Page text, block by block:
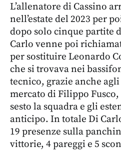
L’allenatore di Cassino
nell’estate del 2023 per
dopo solo cinque partite
Carlo venne poi
per sostituire Leonardo
che si trovava nei
tecnico, grazie anche
mercato di Filippo
sesto la squadra e gli
anticipo. In totale Di
19 presenze sulla
vittorie, 4 pareggi e 5